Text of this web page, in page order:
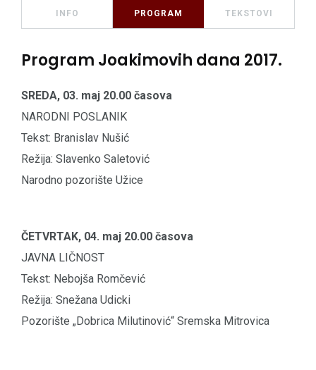
INFO PROGRAM TEKSTOVI
Program Joakimovih dana 2017.
SREDA, 03. maj 20.00 časova
NARODNI POSLANIK
Tekst: Branislav Nušić
Režija: Slavenko Saletović
Narodno pozorište Užice
ČETVRTAK, 04. maj 20.00 časova
JAVNA LIČNOST
Tekst: Nebojša Romčević
Režija: Snežana Udicki
Pozorište „Dobrica Milutinović“ Sremska Mitrovica